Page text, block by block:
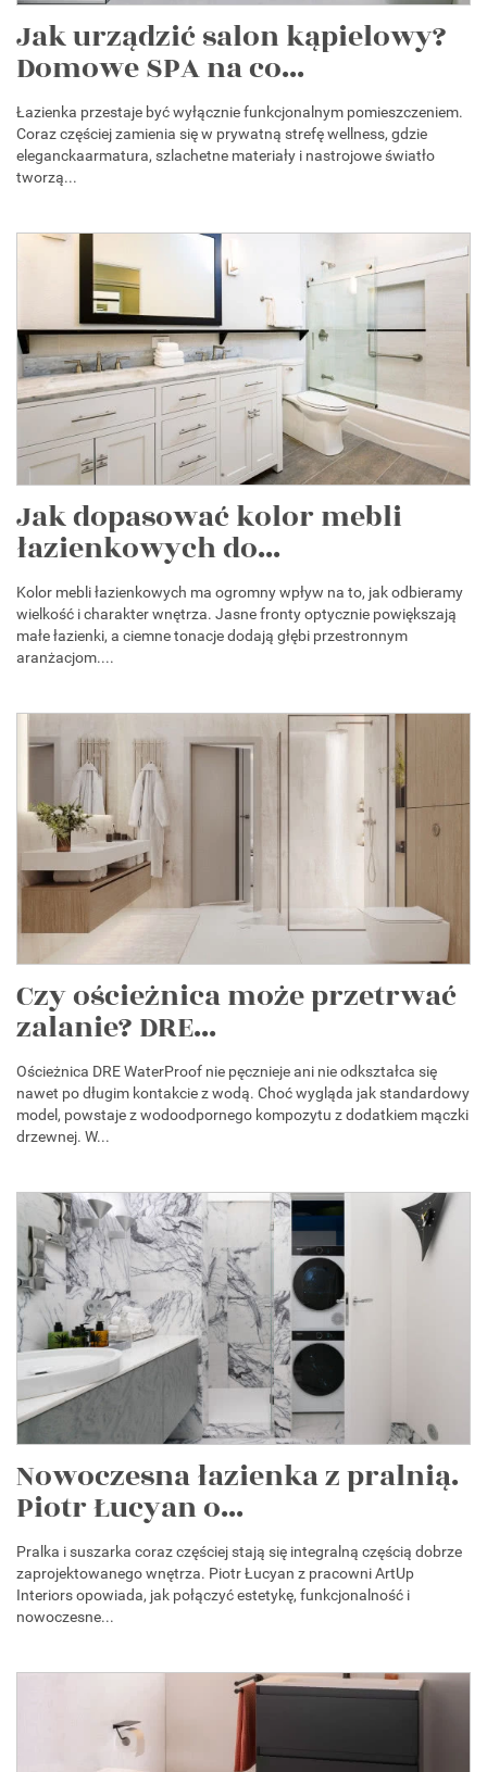
Jak urządzić salon kąpielowy?
Domowe SPA na co...
Łazienka przestaje być wyłącznie funkcjonalnym pomieszczeniem.
Coraz częściej zamienia się w prywatną strefę wellness, gdzie
eleganckaarmatura, szlachetne materiały i nastrojowe światło
tworzą...
Jak dopasować kolor mebli
łazienkowych do...
Kolor mebli łazienkowych ma ogromny wpływ na to, jak odbieramy
wielkość i charakter wnętrza. Jasne fronty optycznie powiększają
małe łazienki, a ciemne tonacje dodają głębi przestronnym
aranżacjom....
Czy ościeżnica może przetrwać
zalanie? DRE...
Ościeżnica DRE WaterProof nie pęcznieje ani nie odkształca się
nawet po długim kontakcie z wodą. Choć wygląda jak standardowy
model, powstaje z wodoodpornego kompozytu z dodatkiem mączki
drzewnej. W...
Nowoczesna łazienka z pralnią.
Piotr Łucyan o...
Pralka i suszarka coraz częściej stają się integralną częścią dobrze
zaprojektowanego wnętrza. Piotr Łucyan z pracowni ArtUp
Interiors opowiada, jak połączyć estetykę, funkcjonalność i
nowoczesne...